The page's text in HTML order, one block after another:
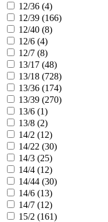
12/36 (4)
12/39 (166)
12/40 (8)
12/6 (4)
12/7 (8)
13/17 (48)
13/18 (728)
13/36 (174)
13/39 (270)
13/6 (1)
13/8 (2)
14/2 (12)
14/22 (30)
14/3 (25)
14/4 (12)
14/44 (30)
14/6 (13)
14/7 (12)
15/2 (161)